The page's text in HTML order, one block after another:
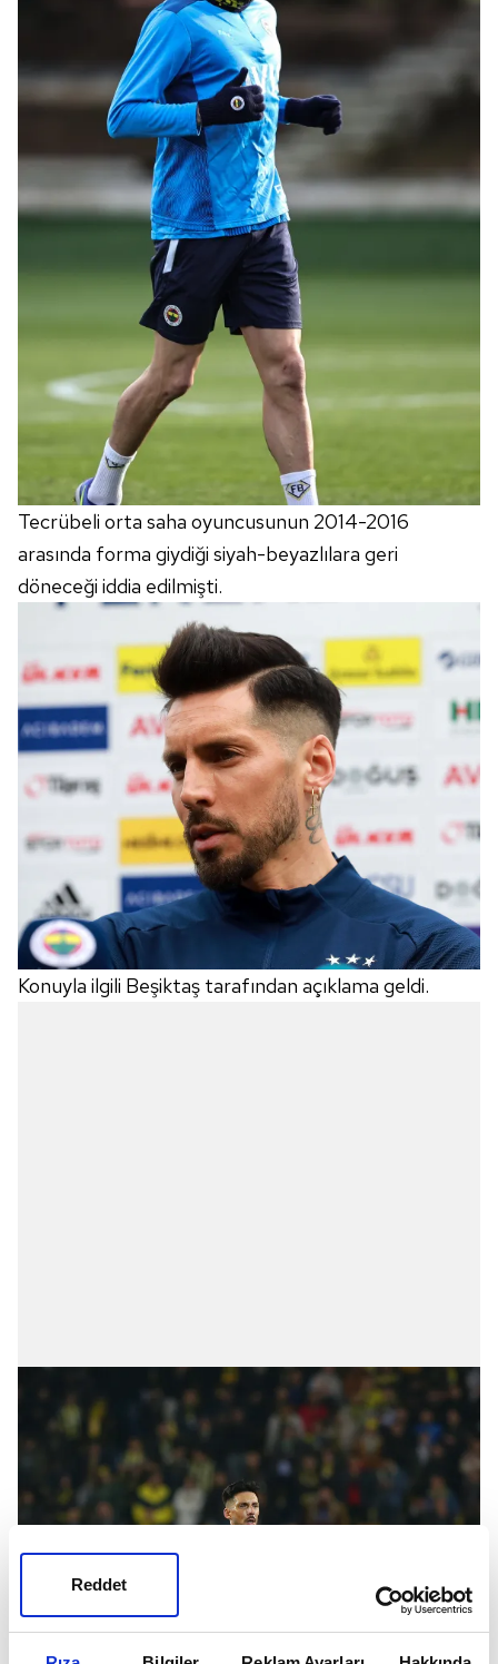
Reddet
Tecrübeli orta saha oyuncusunun 2014-2016
arasında forma giydiği siyah-beyazlılara geri
döneceği iddia edilmişti.
Konuyla ilgili Beşiktaş tarafından açıklama geldi.